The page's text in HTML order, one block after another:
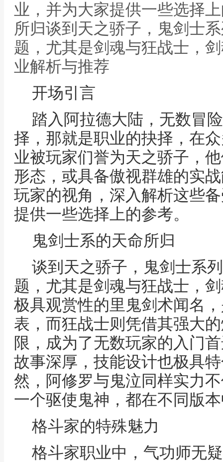
业，并为大家提供一些选择
所归谈到天之骄子，鬼剑士
题，尤其是剑魂与狂战士，
业解析与推荐
开场引言
踏入阿拉德大陆，无数冒
择，那就是职业的抉择，在
业被玩家们誉为天之骄子，
形态，或具备傲视群雄的实
玩家的视角，深入解析这些
提供一些选择上的参考。
鬼剑士系的天命所归
谈到天之骄子，鬼剑士系
题，尤其是剑魂与狂战士，
极具观赏性的里鬼剑术闻名
表，而狂战士则凭借其强大
限，成为了无数玩家的入门
故事深厚，技能设计也极具
然，阿修罗与鬼泣同样实力
一个驱使鬼神，都在不同版
格斗家的特殊魅力
格斗家职业中，气功师无